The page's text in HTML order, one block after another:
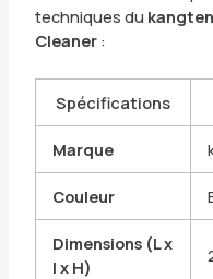
techniques du
Cleaner:
Spécifications
Marque
Couleur
Dimensions (L x
l x H)